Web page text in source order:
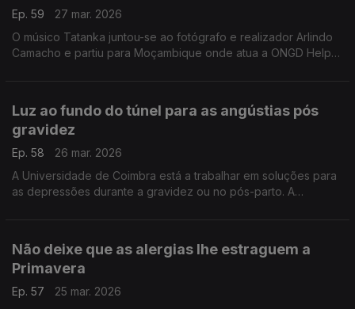
Ep. 59
27 mar. 2026
O músico Tatanka juntou-se ao fotógrafo e realizador Arlindo
Camacho e partiu para Moçambique onde atua a ONGD Helpo.
Luz ao fundo do túnel para as angústias pós
gravidez
Ep. 58
26 mar. 2026
A Universidade de Coimbra está a trabalhar em soluções para
as depressões durante a gravidez ou no pós-parto. A
Não deixe que as alergias lhe estraguem a
Primavera
Ep. 57
25 mar. 2026